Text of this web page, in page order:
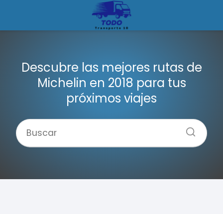
Descubre las mejores rutas de
Michelin en 2018 para tus
próximos viajes